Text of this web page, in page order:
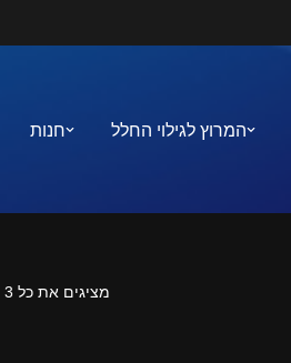
המרוץ לגילוי החלל חנות
מציגים את כל ⁦3⁩ התוצאות